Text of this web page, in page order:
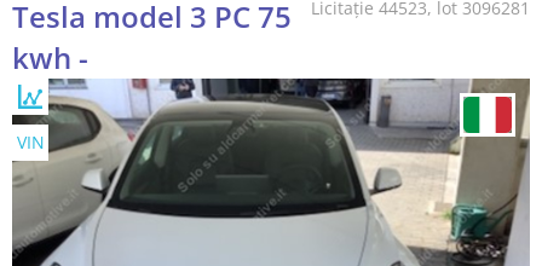
Licitație 44523, lot 3096281
Tesla model 3 PC 75
kwh -
VIN